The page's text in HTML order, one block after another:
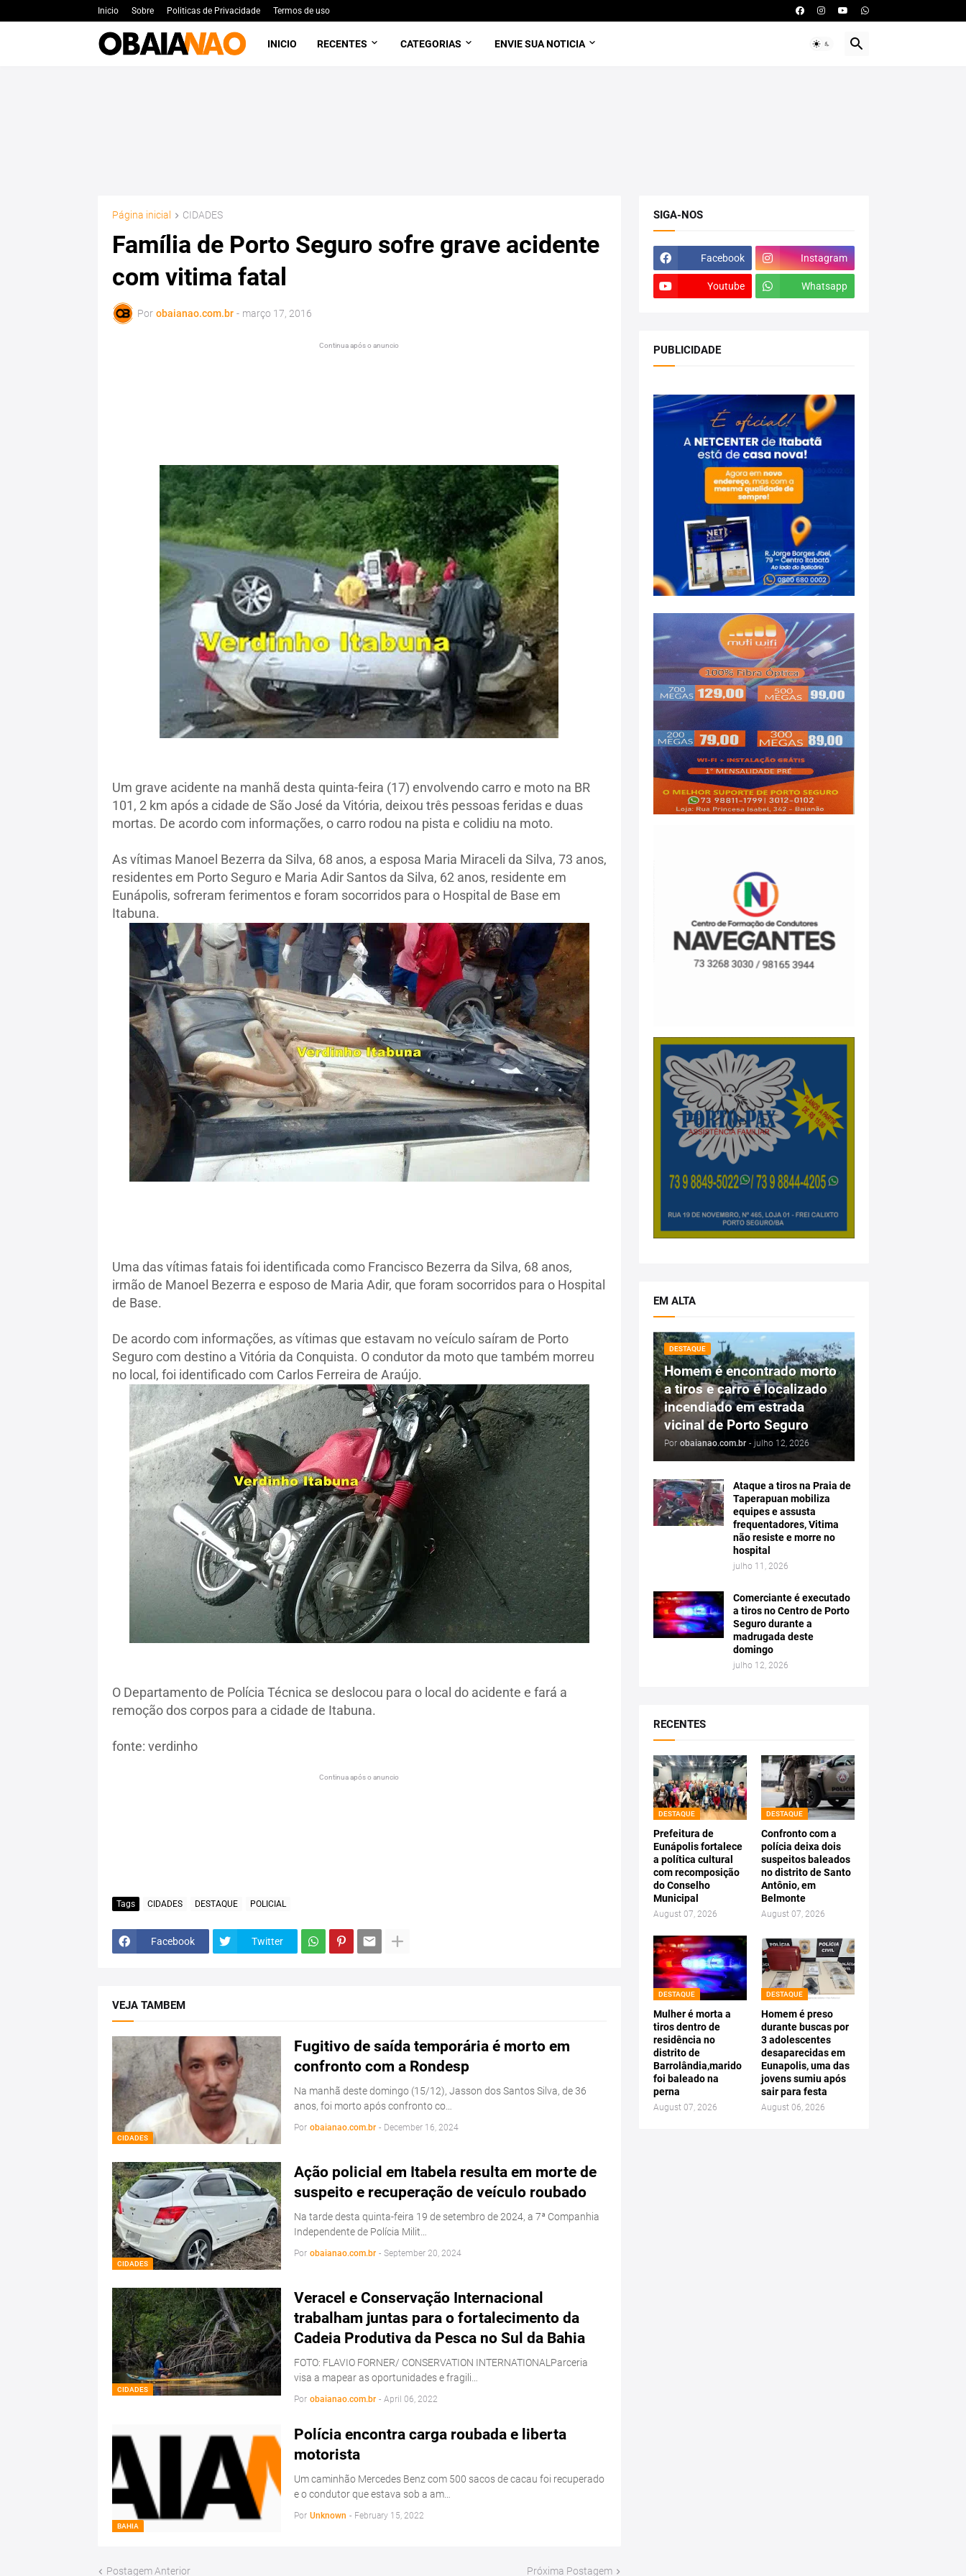
Inicio Sobre Politicas de Privacidade Termos de uso
INICIO RECENTES CATEGORIAS ENVIE SUA NOTICIA
Página inicial CIDADES
Família de Porto Seguro sofre grave acidente
com vitima fatal
Por obaianao.com.br - março 17, 2016
Continua após o anuncio
Um grave acidente na manhã desta quinta-feira (17) envolvendo carro e moto na BR
101, 2 km após a cidade de São José da Vitória, deixou três pessoas feridas e duas
mortas. De acordo com informações, o carro rodou na pista e colidiu na moto.
As vítimas Manoel Bezerra da Silva, 68 anos, a esposa Maria Miraceli da Silva, 73 anos,
residentes em Porto Seguro e Maria Adir Santos da Silva, 62 anos, residente em
Eunápolis, sofreram ferimentos e foram socorridos para o Hospital de Base em
Itabuna.
Uma das vítimas fatais foi identificada como Francisco Bezerra da Silva, 68 anos,
irmão de Manoel Bezerra e esposo de Maria Adir, que foram socorridos para o Hospital
de Base.
De acordo com informações, as vítimas que estavam no veículo saíram de Porto
Seguro com destino a Vitória da Conquista. O condutor da moto que também morreu
no local, foi identificado com Carlos Ferreira de Araújo.
O Departamento de Polícia Técnica se deslocou para o local do acidente e fará a
remoção dos corpos para a cidade de Itabuna.
fonte: verdinho
Continua após o anuncio
Tags CIDADES DESTAQUE POLICIAL
Facebook Twitter
VEJA TAMBEM
CIDADES
Fugitivo de saída temporária é morto em
confronto com a Rondesp
Na manhã deste domingo (15/12), Jasson dos Santos Silva, de 36
anos, foi morto após confronto co…
Por obaianao.com.br - December 16, 2024
CIDADES
Ação policial em Itabela resulta em morte de
suspeito e recuperação de veículo roubado
Na tarde desta quinta-feira 19 de setembro de 2024, a 7ª Companhia
Independente de Polícia Milit…
Por obaianao.com.br - September 20, 2024
CIDADES
Veracel e Conservação Internacional
trabalham juntas para o fortalecimento da
Cadeia Produtiva da Pesca no Sul da Bahia
FOTO: FLAVIO FORNER/ CONSERVATION INTERNATIONALParceria
visa a mapear as oportunidades e fragili…
Por obaianao.com.br - April 06, 2022
BAHIA
Polícia encontra carga roubada e liberta
motorista
Um caminhão Mercedes Benz com 500 sacos de cacau foi recuperado
e o condutor que estava sob a am…
Por Unknown - February 15, 2022
Postagem Anterior Próxima Postagem
SIGA-NOS
Facebook Instagram
Youtube Whatsapp
PUBLICIDADE
EM ALTA
DESTAQUE
Homem é encontrado morto
a tiros e carro é localizado
incendiado em estrada
vicinal de Porto Seguro
Por obaianao.com.br - julho 12, 2026
Ataque a tiros na Praia de
Taperapuan mobiliza
equipes e assusta
frequentadores, Vitima
não resiste e morre no
hospital
julho 11, 2026
Comerciante é executado
a tiros no Centro de Porto
Seguro durante a
madrugada deste
domingo
julho 12, 2026
RECENTES
DESTAQUE
Prefeitura de
Eunápolis fortalece
a política cultural
com recomposição
do Conselho
Municipal
August 07, 2026
DESTAQUE
Confronto com a
polícia deixa dois
suspeitos baleados
no distrito de Santo
Antônio, em
Belmonte
August 07, 2026
DESTAQUE
Mulher é morta a
tiros dentro de
residência no
distrito de
Barrolândia,marido
foi baleado na
perna
August 07, 2026
DESTAQUE
Homem é preso
durante buscas por
3 adolescentes
desaparecidas em
Eunapolis, uma das
jovens sumiu após
sair para festa
August 06, 2026